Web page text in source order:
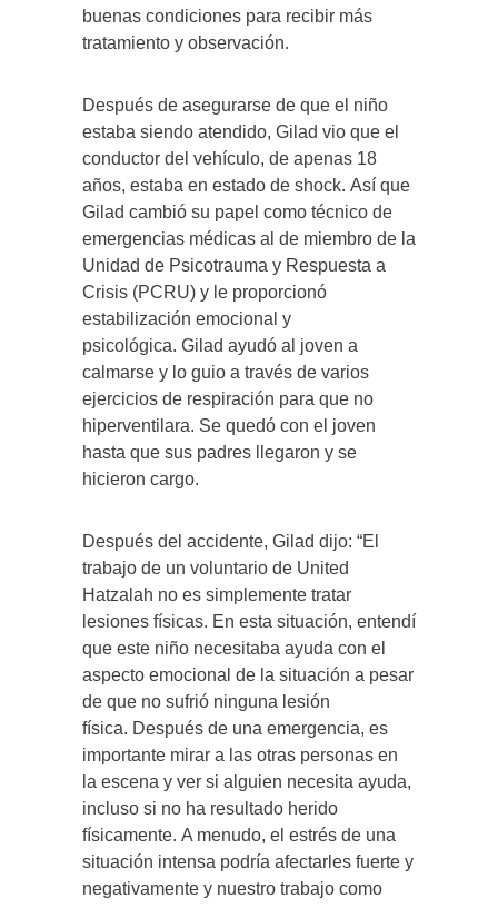
buenas condiciones para recibir más
tratamiento y observación.
Después de asegurarse de que el niño
estaba siendo atendido, Gilad vio que el
conductor del vehículo, de apenas 18
años, estaba en estado de shock. Así que
Gilad cambió su papel como técnico de
emergencias médicas al de miembro de la
Unidad de Psicotrauma y Respuesta a
Crisis (PCRU) y le proporcionó
estabilización emocional y
psicológica. Gilad ayudó al joven a
calmarse y lo guio a través de varios
ejercicios de respiración para que no
hiperventilara. Se quedó con el joven
hasta que sus padres llegaron y se
hicieron cargo.
Después del accidente, Gilad dijo: “El
trabajo de un voluntario de United
Hatzalah no es simplemente tratar
lesiones físicas. En esta situación, entendí
que este niño necesitaba ayuda con el
aspecto emocional de la situación a pesar
de que no sufrió ninguna lesión
física. Después de una emergencia, es
importante mirar a las otras personas en
la escena y ver si alguien necesita ayuda,
incluso si no ha resultado herido
físicamente. A menudo, el estrés de una
situación intensa podría afectarles fuerte y
negativamente y nuestro trabajo como